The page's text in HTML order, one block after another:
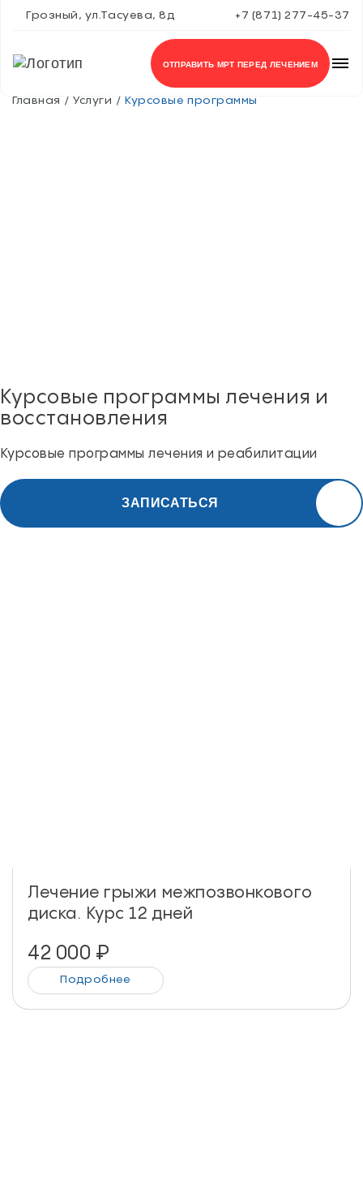
Грозный, ул.Тасуева, 8д +7 (871) 277-45-37
ОТПРАВИТЬ МРТ ПЕРЕД ЛЕЧЕНИЕМ
Главная Услуги Курсовые программы
Курсовые программы лечения и
восстановления
Курсовые программы лечения и реабилитации
ЗАПИСАТЬСЯ
Лечение грыжи межпозвонкового
диска. Курс 12 дней
42 000 ₽
Подробнее